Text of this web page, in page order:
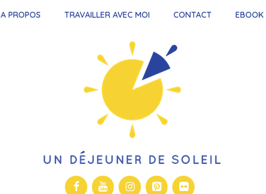
A PROPOS TRAVAILLER AVEC MOI CONTACT EBOOK